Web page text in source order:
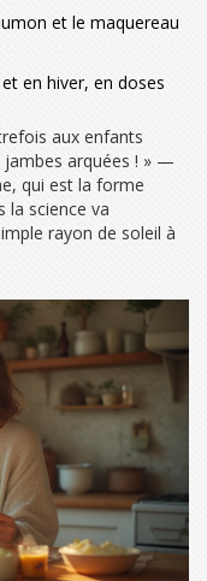
et le maquereau
en hiver, en doses
aux enfants
jambes arquées ! » —
qui est la forme
la science va
rayon de soleil à